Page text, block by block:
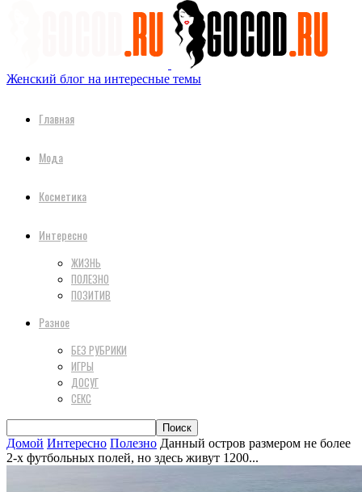
Женский блог на интересные темы
Главная
Мода
Косметика
Интересно
ЖИЗНЬ
ПОЛЕЗНО
ПОЗИТИВ
Разное
БЕЗ РУБРИКИ
ИГРЫ
ДОСУГ
СЕКС
Домой Интересно Полезно Данный остров размером не более
2-х футбольных полей, но здесь живут 1200...